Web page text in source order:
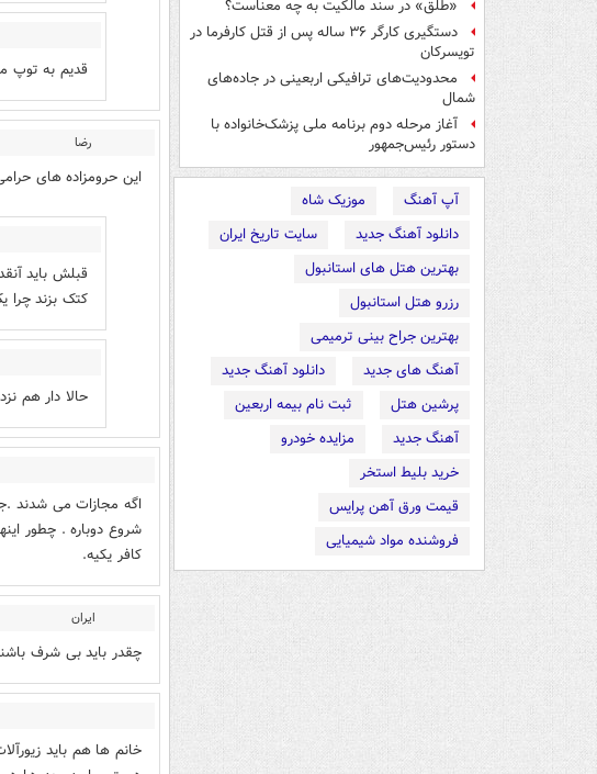
«طلق» در سند مالکیت به چه معناست؟
دستگیری کارگر ۳۶ ساله پس از قتل کارفرما در
تویسرکان
محدودیت‌های ترافیکی اربعینی در جاده‌های
شمال‌
آغاز مرحله دوم برنامه ملی پزشک‌خانواده با
دستور رئیس‌جمهور
آپ آهنگ
موزیک شاه
دانلود آهنگ جدید
سایت تاریخ ایران
بهترین هتل های استانبول
رزرو هتل استانبول
بهترین جراح بینی ترمیمی
آهنگ های جدید
دانلود آهنگ جدید
پرشین هتل
ثبت نام بیمه اربعین
آهنگ جدید
مزایده خودرو
خرید بلیط استخر
قیمت ورق آهن پرایس
فروشنده مواد شیمیایی
قدیم به توپ
رضا
این حرومزاده های حرامی
قبلش باید
کتک بزند چرا
حالا دار هم
اگه مجازات می شدند
شروع دوباره . چطور
کافر یکیه.
ایران
چقدر باید بی شرف
خانم ها هم باید